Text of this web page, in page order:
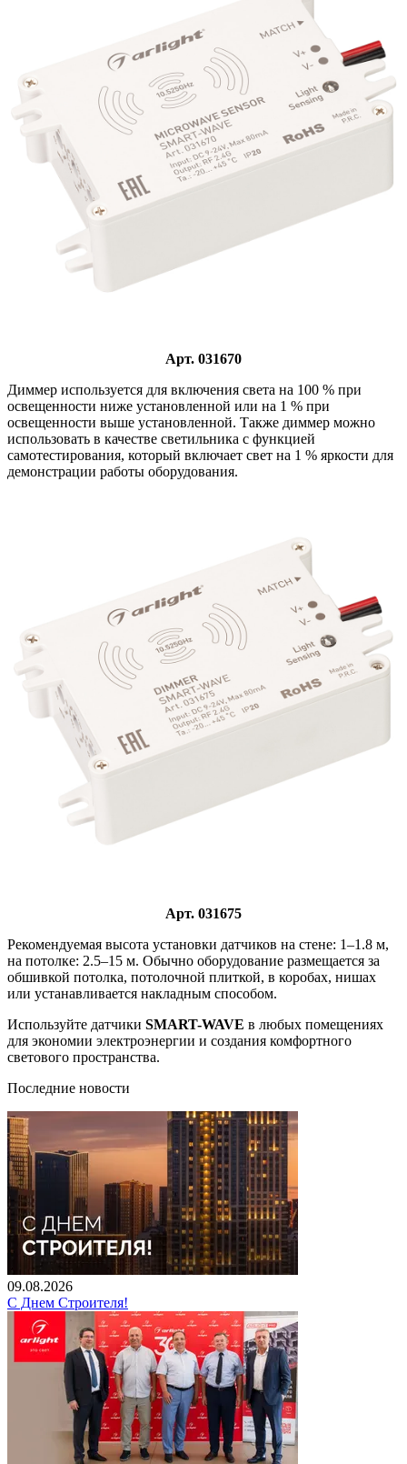
Арт. 031670
Диммер используется для включения света на 100 % при
освещенности ниже установленной или на 1 % при
освещенности выше установленной. Также диммер можно
использовать в качестве светильника с функцией
самотестирования, который включает свет на 1 % яркости для
демонстрации работы оборудования.
Арт. 031675
Рекомендуемая высота установки датчиков на стене: 1–1.8 м,
на потолке: 2.5–15 м. Обычно оборудование размещается за
обшивкой потолка, потолочной плиткой, в коробах, нишах
или устанавливается накладным способом.
Используйте датчики SMART-WAVE в любых помещениях
для экономии электроэнергии и создания комфортного
светового пространства.
Последние новости
09.08.2026
С Днем Строителя!